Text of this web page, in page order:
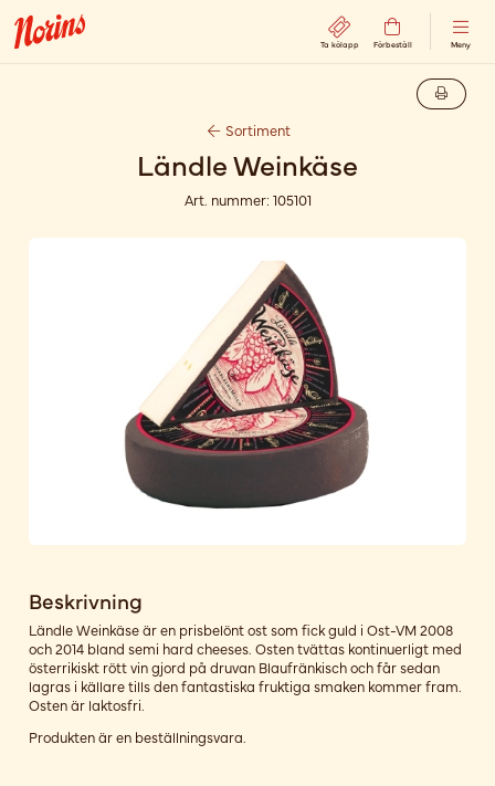
Ta kölapp Förbeställ Meny
Sortiment
Ländle Weinkäse
Art. nummer: 105101
Beskrivning
Ländle Weinkäse är en prisbelönt ost som fick guld i Ost-VM 2008
och 2014 bland semi hard cheeses. Osten tvättas kontinuerligt med
österrikiskt rött vin gjord på druvan Blaufränkisch och får sedan
lagras i källare tills den fantastiska fruktiga smaken kommer fram.
Osten är laktosfri.
Produkten är en beställningsvara.